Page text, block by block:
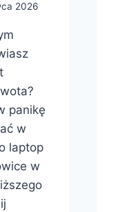
2026
panikę
w
laptop
w